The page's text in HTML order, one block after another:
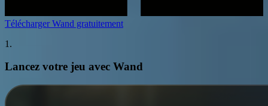
Télécharger Wand gratuitement
1.
Lancez votre jeu avec Wand